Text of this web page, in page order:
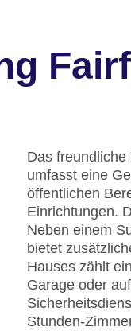
Das
umfasst eine
öffentlichen
Einrichtungen.
Neben einem
bietet
Hauses zählt
Garage oder
Stunden-